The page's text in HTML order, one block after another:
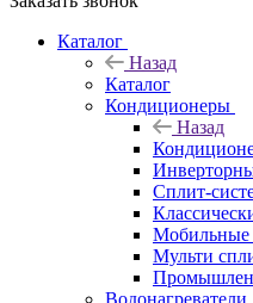
Каталог
Назад
Каталог
Кондиционеры
Назад
Сплит-
Мобильные
Мульти
Водонагреватели